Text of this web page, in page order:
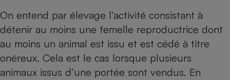
On entend par élevage l’activité consistant à
détenir au moins une femelle reproductrice dont
au moins un animal est issu et est cédé à titre
onéreux. Cela est le cas lorsque plusieurs
animaux issus d’une portée sont vendus. En